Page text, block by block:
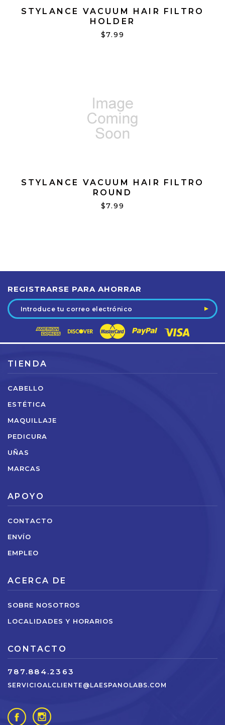
STYLANCE VACUUM HAIR FILTRO
HOLDER
$7.99
STYLANCE VACUUM HAIR FILTRO
ROUND
$7.99
REGISTRARSE PARA AHORRAR
Dirección
de
electrónico
TIENDA
CABELLO
ESTÉTICA
MAQUILLAJE
PEDICURA
UÑAS
MARCAS
APOYO
CONTACTO
ENVÍO
EMPLEO
ACERCA DE
SOBRE NOSOTROS
LOCALIDADES Y HORARIOS
CONTACTO
787.884.2363
SERVICIOALCLIENTE@LAESPANOLABS.COM